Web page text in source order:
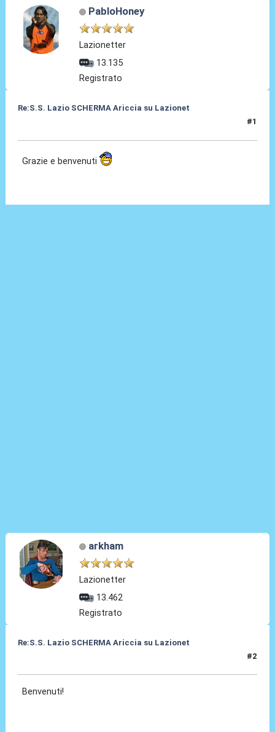
PabloHoney
Lazionetter
13.135
Registrato
Re:S.S. Lazio SCHERMA Ariccia su Lazionet
#1
Grazie e benvenuti
arkham
Lazionetter
13.462
Registrato
Re:S.S. Lazio SCHERMA Ariccia su Lazionet
#2
Benvenuti!